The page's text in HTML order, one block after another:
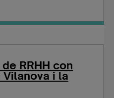
RRHH con
i la